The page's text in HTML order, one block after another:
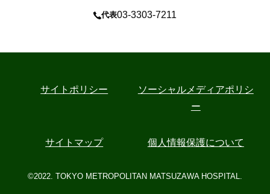
代表03-3303-7211
サイトポリシー
ソーシャルメディアポリシ
ー
サイトマップ 個人情報保護について
©2022. TOKYO METROPOLITAN MATSUZAWA HOSPITAL.